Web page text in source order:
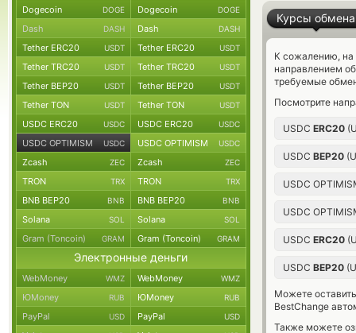
Курсы обмена
К сожалению, на
направлением
требуемые
Посмотрите
USDC ERC20
USDC BEP20
USDC
USDC
USDC ERC20
USDC BEP20
Можете
BestChange
Также можете
Dogecoin DOGE Dogecoin DOGE
Dash DASH Dash DASH
Tether ERC20 USDT Tether ERC20 USDT
Tether TRC20 USDT Tether TRC20 USDT
Tether BEP20 USDT Tether BEP20 USDT
Tether TON USDT Tether TON USDT
USDC ERC20 USDC USDC ERC20 USDC
USDC OPTIMISM USDC USDC OPTIMISM USDC
Zcash ZEC Zcash ZEC
TRON TRX TRON TRX
BNB BEP20 BNB BNB BEP20 BNB
Solana SOL Solana SOL
Gram (Toncoin) GRAM Gram (Toncoin) GRAM
Электронные деньги
WebMoney WMZ WebMoney WMZ
ЮMoney RUB ЮMoney RUB
PayPal USD PayPal USD